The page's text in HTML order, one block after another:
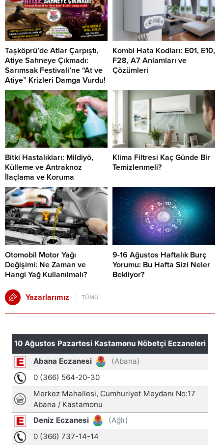
Taşköprü’de Atlar Çarpıştı,
Atiye Sahneye Çıkmadı:
Sarımsak Festivali’ne “At ve
Atiye” Krizleri Damga Vurdu!
Kombi Hata Kodları: E01, E10,
F28, A7 Anlamları ve
Çözümleri
Bitki Hastalıkları: Mildiyö,
Külleme ve Antraknoz
İlaçlama ve Koruma
Klima Filtresi Kaç Günde Bir
Temizlenmeli?
Otomobil Motor Yağı
Değişimi: Ne Zaman ve
Hangi Yağ Kullanılmalı?
9-16 Ağustos Haftalık Burç
Yorumu: Bu Hafta Sizi Neler
Bekliyor?
Yazarlarımız TÜMÜ